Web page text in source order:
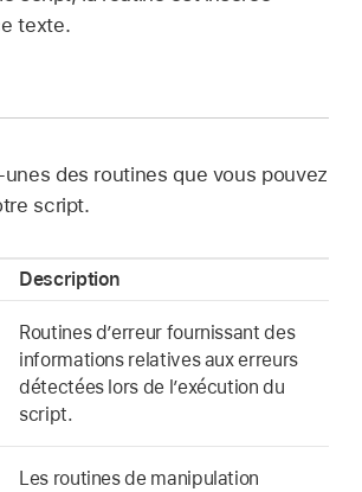
texte.
des routines que vous pouvez
script.
Description
Routines d’erreur fournissant des
informations relatives aux erreurs
détectées lors de l’exécution du
script.
Les routines de manipulation